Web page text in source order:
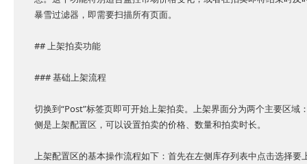
暴雪过滤器，即需要扫描所有页面。
## 上架拍卖功能
### 基础上架流程
切换到“Post”标签页即可开始上架拍卖。上架界面分为两个主要区
侧是上架配置区，可以设置拍卖的价格、数量和拍卖时长。
上架配置区的基本操作流程如下：首先在左侧库存列表中点击选择